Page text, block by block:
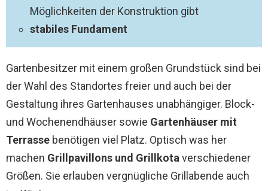
Möglichkeiten der Konstruktion gibt
stabiles Fundament
Gartenbesitzer mit einem großen Grundstück sind bei
der Wahl des Standortes freier und auch bei der
Gestaltung ihres Gartenhauses unabhängiger. Block-
und Wochenendhäuser sowie Gartenhäuser mit
Terrasse benötigen viel Platz. Optisch was her
machen Grillpavillons und Grillkota verschiedener
Größen. Sie erlauben vergnügliche Grillabende auch